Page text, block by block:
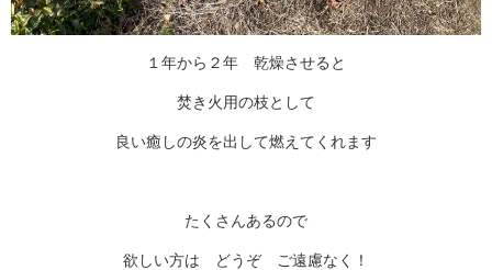
１年から２年 乾燥させると
焚き火用の枝として
良い癒しの炎を出して燃えてくれます
たくさんあるので
欲しい方は どうぞ ご遠慮なく！